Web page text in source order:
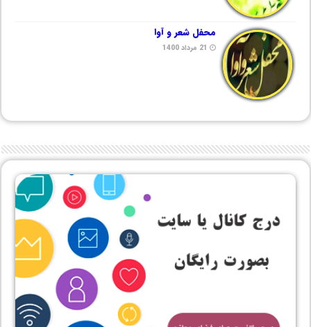
محفل شعر و آوا
21 مرداد 1400